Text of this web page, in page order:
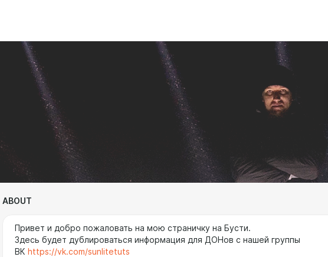
ABOUT
Привет и добро пожаловать на мою страничку на Бусти.
Здесь будет дублироваться информация для ДОНов с нашей группы
ВК https://vk.com/sunlitetuts